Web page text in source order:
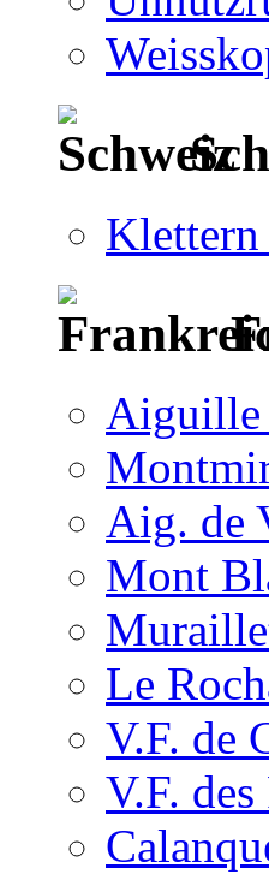
Aiguille
Aig. de
Mont
Le
V.F. de
V.F.